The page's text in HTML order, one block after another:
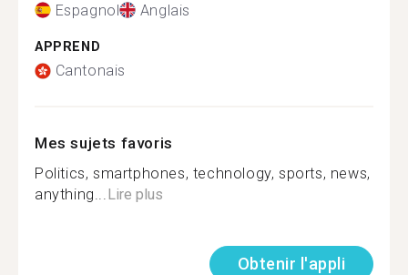
Espagnol Anglais
APPREND
Cantonais
Mes sujets favoris
Politics, smartphones, technology, sports, news,
anything...Lire plus
Obtenir l'appli